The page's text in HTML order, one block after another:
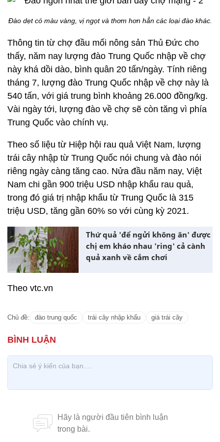
Đào dẹt có màu vàng, vị ngọt và thơm hơn hẳn các loại đào khác.
Thông tin từ chợ đầu mối nông sản Thủ Đức cho
thấy, năm nay lượng đào Trung Quốc nhập về chợ
này khá dồi dào, bình quân 20 tấn/ngày. Tính riêng
tháng 7, lượng đào Trung Quốc nhập về chợ này là
540 tấn, với giá trung bình khoảng 26.000 đồng/kg.
Vài ngày tới, lượng đào về chợ sẽ còn tăng vì phía
Trung Quốc vào chính vụ.
Theo số liệu từ Hiệp hội rau quả Việt Nam, lượng
trái cây nhập từ Trung Quốc nói chung và đào nói
riêng ngày càng tăng cao. Nửa đầu năm nay, Việt
Nam chi gần 900 triệu USD nhập khẩu rau quả,
trong đó giá trị nhập khẩu từ Trung Quốc là 315
triệu USD, tăng gần 60% so với cùng kỳ 2021.
Thứ quả 'để ngửi không ăn' được
chị em kháo nhau 'ring' cả cành
quả xanh về cắm chơi
Theo vtc.vn
Chủ đề: đào trung quốc trái cây nhập khẩu giá trái cây